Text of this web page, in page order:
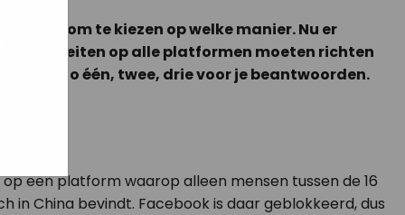
zijn om te kiezen op welke manier. Nu er
activiteiten op alle platformen moeten richten
niet zo één, twee, drie voor je beantwoorden.
een platform waarop alleen mensen tussen de 16
in China bevindt. Facebook is daar geblokkeerd, dus